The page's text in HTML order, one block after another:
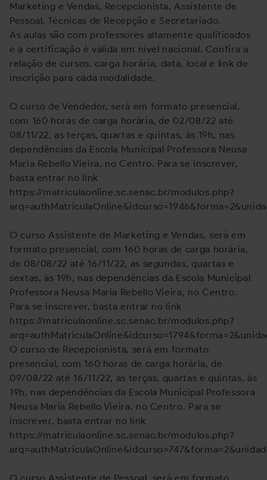
Marketing e Vendas, Recepcionista, Assistente de
Pessoal, Técnicas de Recepção e Secretariado.
As aulas são com professores altamente qualificados
e a certificação é válida em nível nacional. Confira a
relação de cursos, carga horária, data, local e link de
inscrição para cada modalidade.
O curso de Vendedor, será em formato presencial,
com 160 horas de carga horária, de 02/08/22 até
08/11/22, as terças, quartas e quintas, às 19h, nas
dependências da Escola Municipal Professora Neusa
Maria Rebello Vieira, no Centro. Para se inscrever,
basta entrar no link
https://matriculaonline.sc.senac.br/modulos.php?
O curso Assistente de Marketing e Vendas, será em
formato presencial, com 160 horas de carga horária,
de 08/08/22 até 16/11/22, as segundas, quartas e
sextas, às 19h, nas dependências da Escola Municipal
Professora Neusa Maria Rebello Vieira, no Centro.
Para se inscrever, basta entrar no link
https://matriculaonline.sc.senac.br/modulos.php?
O curso de Recepcionista, será em formato
presencial, com 160 horas de carga horária, de
09/08/22 até 16/11/22, as terças, quartas e quintas, às
19h, nas dependências da Escola Municipal Professora
Neusa Maria Rebello Vieira, no Centro. Para se
inscrever, basta entrar no link
https://matriculaonline.sc.senac.br/modulos.php?